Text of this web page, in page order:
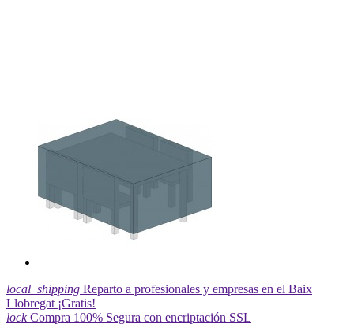
local_shipping Reparto a profesionales y empresas en el Baix
Llobregat ¡Gratis!
lock Compra 100% Segura con encriptación SSL